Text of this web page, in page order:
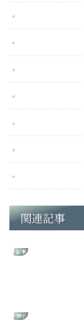
関連記事
記事
神示